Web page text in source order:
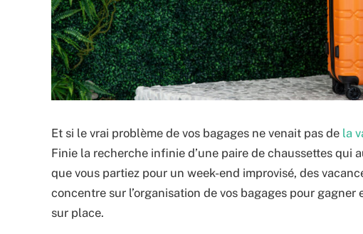
Et si le vrai problème de vos bagages ne venait pas de la
Finie la recherche infinie d’une paire de chaussettes qui
que vous partiez pour un week-end improvisé, des
concentre sur l’organisation de vos bagages pour
sur place.